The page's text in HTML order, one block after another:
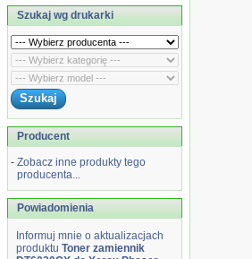
Szukaj wg drukarki
Producent
- Zobacz inne produkty tego
producenta...
Powiadomienia
Informuj mnie o aktualizacjach
produktu Toner zamiennik